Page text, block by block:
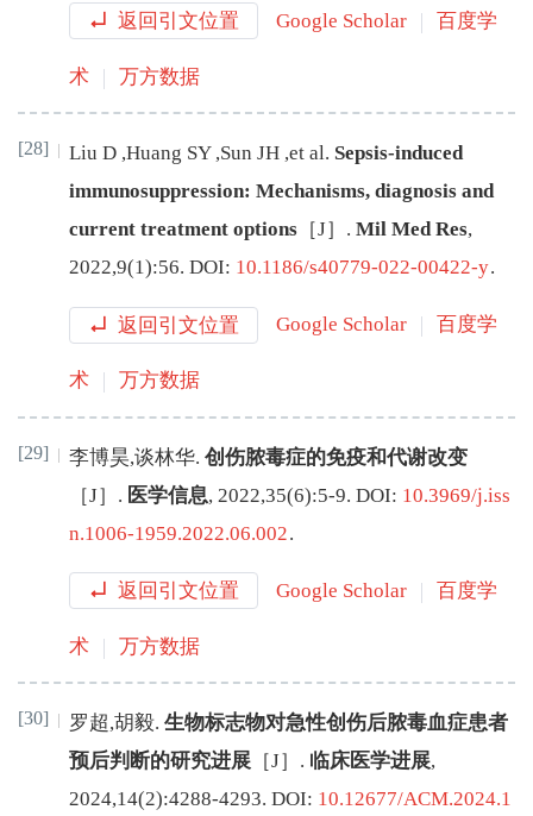
返回引文位置 Google Scholar 百度学
术 万方数据
[28] Liu D ,Huang SY ,Sun JH ,et al. Sepsis-induced
immunosuppression: Mechanisms, diagnosis and
current treatment options ［J］. Mil Med Res,
2022,9(1):56. DOI: 10.1186/s40779-022-00422-y.
返回引文位置 Google Scholar 百度学
术 万方数据
[29] 李博昊,谈林华. 创伤脓毒症的免疫和代谢改变
［J］. 医学信息, 2022,35(6):5-9. DOI: 10.3969/j.iss
n.1006-1959.2022.06.002.
返回引文位置 Google Scholar 百度学
术 万方数据
[30] 罗超,胡毅. 生物标志物对急性创伤后脓毒血症患者
预后判断的研究进展 ［J］. 临床医学进展,
2024,14(2):4288-4293. DOI: 10.12677/ACM.2024.1